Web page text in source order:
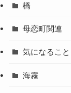
橋
母恋町関連
気になること
海霧